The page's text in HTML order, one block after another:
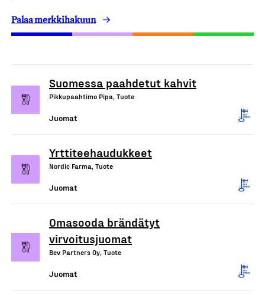
Palaa merkkihakuun
Suomessa paahdetut kahvit
Pikkupaahtimo Pipa, Tuote
Juomat
Yrttiteehaudukkeet
Nordic Farma, Tuote
Juomat
Omasooda brändätyt
virvoitusjuomat
Bev Partners Oy, Tuote
Juomat